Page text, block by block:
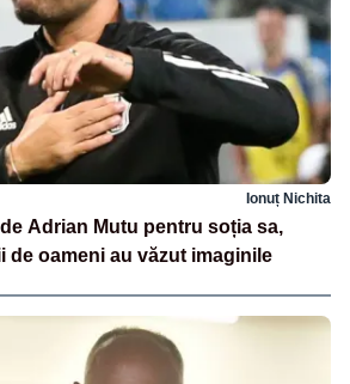
Ionuț Nichita
Adrian Mutu pentru soția sa,
de oameni au văzut imaginile